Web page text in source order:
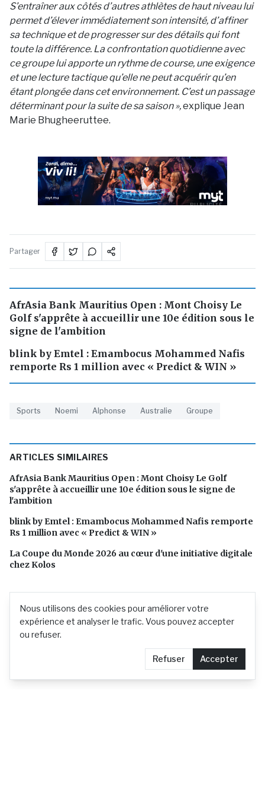
Nous utilisons des cookies pour améliorer votre
expérience et analyser le trafic. Vous pouvez accepter
ou refuser.
Refuser Accepter
S’entraîner aux côtés d’autres athlètes de haut niveau lui
permet d’élever immédiatement son intensité, d’affiner
sa technique et de progresser sur des détails qui font
toute la différence. La confrontation quotidienne avec
ce groupe lui apporte un rythme de course, une exigence
et une lecture tactique qu’elle ne peut acquérir qu’en
étant plongée dans cet environnement. C’est un passage
déterminant pour la suite de sa saison »,explique Jean
Marie Bhugheeruttee.
PUBLICITÉ
Partager
AfrAsia Bank Mauritius Open : Mont Choisy Le
Golf s'apprête à accueillir une 10e édition sous le
signe de l'ambition
blink by Emtel : Emambocus Mohammed Nafis
remporte Rs 1 million avec « Predict & WIN »
Sports Noemi Alphonse Australie Groupe
ARTICLES SIMILAIRES
AfrAsia Bank Mauritius Open : Mont Choisy Le Golf
s'apprête à accueillir une 10e édition sous le signe de
l'ambition
blink by Emtel : Emambocus Mohammed Nafis remporte
Rs 1 million avec « Predict & WIN »
La Coupe du Monde 2026 au cœur d'une initiative digitale
chez Kolos